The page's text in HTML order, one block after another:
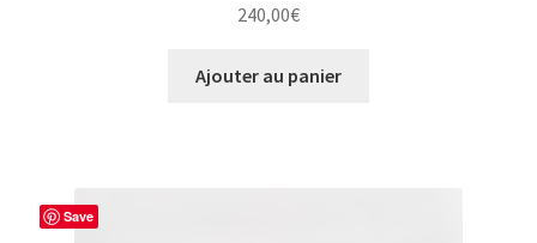
240,00€
Ajouter au panier
Save